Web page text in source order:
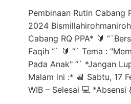
Pembinaan Rutin Cabang
2024
Cabang RQ PPA* 🔰
Faqih “` 🔰 “` Tema :
Pada Anak" “` *Jangan
Malam ini :* 📆 Sabtu, 17
WIB – Selesai 💻